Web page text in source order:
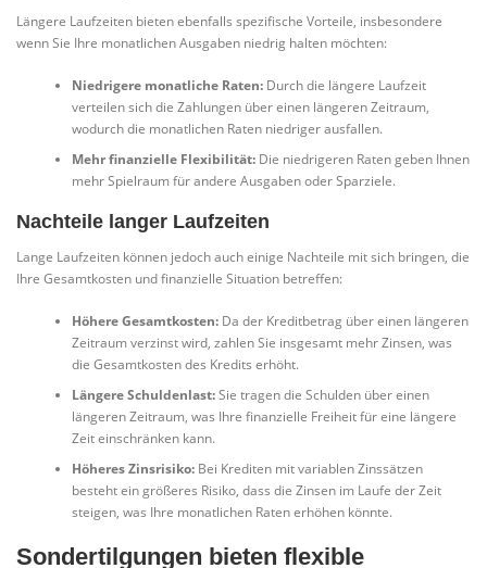
Längere Laufzeiten bieten ebenfalls spezifische Vorteile, insbesondere
wenn Sie Ihre monatlichen Ausgaben niedrig halten möchten:
Niedrigere monatliche Raten:Durch die längere Laufzeit
verteilen sich die Zahlungen über einen längeren Zeitraum,
wodurch die monatlichen Raten niedriger ausfallen.
Mehr finanzielle Flexibilität:Die niedrigeren Raten geben Ihnen
mehr Spielraum für andere Ausgaben oder Sparziele.
Nachteile langer Laufzeiten
Lange Laufzeiten können jedoch auch einige Nachteile mit sich bringen, die
Ihre Gesamtkosten und finanzielle Situation betreffen:
Höhere Gesamtkosten:Da der Kreditbetrag über einen längeren
Zeitraum verzinst wird, zahlen Sie insgesamt mehr Zinsen, was
die Gesamtkosten des Kredits erhöht.
Längere Schuldenlast:Sie tragen die Schulden über einen
längeren Zeitraum, was Ihre finanzielle Freiheit für eine längere
Zeit einschränken kann.
Höheres Zinsrisiko:Bei Krediten mit variablen Zinssätzen
besteht ein größeres Risiko, dass die Zinsen im Laufe der Zeit
steigen, was Ihre monatlichen Raten erhöhen könnte.
Sondertilgungen bieten flexible